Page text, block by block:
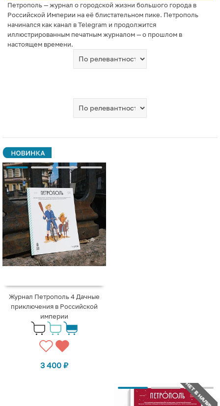
Петрополь — журнал о городской жизни большого города в
Российской Империи на её блистательном пике. Петрополь
начинался как канал в Telegram и продолжится
иллюстрированным печатным журналом — о прошлом в
настоящем времени.
Журнал Петрополь 4 Дачные
приключения в Российской
империи
3 400 ₽
НЕТ В НАЛИЧИИ